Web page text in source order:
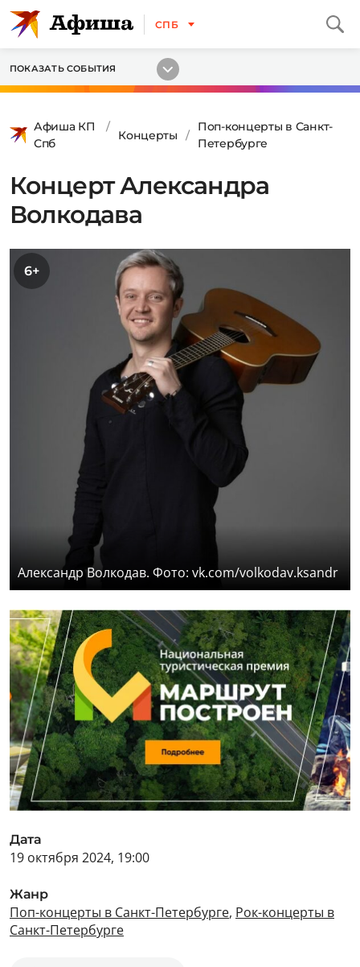
СПБ
ПОКАЗАТЬ СОБЫТИЯ
Афиша КП
Спб
Концерты
Поп-концерты в Санкт-
Петербурге
Концерт Александра
Волкодава
6+
Александр Волкодав. Фото: vk.com/volkodav.ksandr
Дата
19 октября 2024, 19:00
Жанр
Поп-концерты в Санкт-Петербурге, Рок-концерты в
Санкт-Петербурге